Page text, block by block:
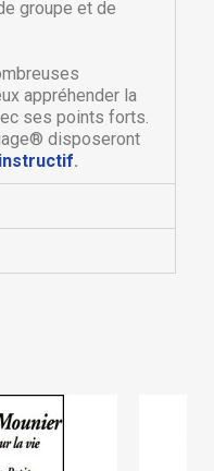
×
liste d'envies
×
ajouter des produits
groupe et de
appréhender la
ses points forts.
disposeront
.